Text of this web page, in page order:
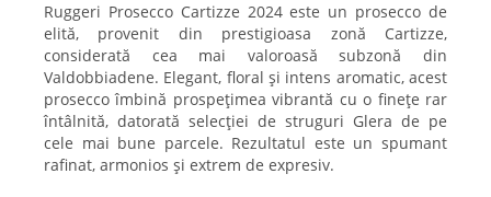
Ruggeri Prosecco Cartizze 2024 este un prosecco de
elită, provenit din prestigioasa zonă Cartizze,
considerată cea mai valoroasă subzonă din
Valdobbiadene. Elegant, floral și intens aromatic, acest
prosecco îmbină prospețimea vibrantă cu o finețe rar
întâlnită, datorată selecției de struguri Glera de pe
cele mai bune parcele. Rezultatul este un spumant
rafinat, armonios și extrem de expresiv.